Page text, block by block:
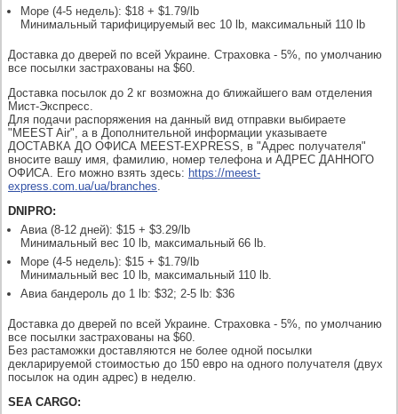
Море (4-5 недель): $18 + $1.79/lb
Минимальный тарифицируемый вес 10 lb, максимальный 110 lb
Доставка до дверей по всей Украине. Страховка - 5%, по умолчанию
все посылки застрахованы на $60.
Доставка посылок до 2 кг возможна до ближайшего вам отделения
Мист-Экспресс.
Для подачи распоряжения на данный вид отправки выбираете
"MEEST Air", а в Дополнительной информации указываете
ДОСТАВКА ДО ОФИСА MEEST-EXPRESS, в "Адрес получателя"
вносите вашу имя, фамилию, номер телефона и АДРЕС ДАННОГО
ОФИСА. Его можно взять здесь: https://meest-
express.com.ua/ua/branches.
DNIPRO:
Авиа (8-12 дней): $15 + $3.29/lb
Минимальный вес 10 lb, максимальный 66 lb.
Море (4-5 недель): $15 + $1.79/lb
Минимальный вес 10 lb, максимальный 110 lb.
Авиа бандероль до 1 lb: $32; 2-5 lb: $36
Доставка до дверей по всей Украине. Страховка - 5%, по умолчанию
все посылки застрахованы на $60.
Без растаможки доставляются не более одной посылки
декларируемой стоимостью до 150 евро на одного получателя (двух
посылок на один адрес) в неделю.
SEA CARGO: